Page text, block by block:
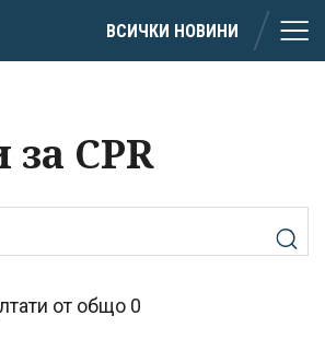
ВСИЧКИ НОВИНИ
CPR
от общо 0